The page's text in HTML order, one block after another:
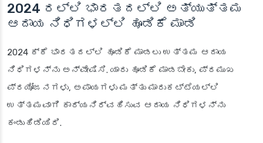
2024 ರಲ್ಲಿ ಭಾರತದಲ್ಲಿ ಅತ್ಯುತ್ತಮ
ಆದಾಯ ನಿಧಿಗಳಲ್ಲಿ ಹೂಡಿಕೆ ಮಾಡಿ
2024 ಕ್ಕೆ ಭಾರತದಲ್ಲಿ ಹೂಡಿಕೆ ಮಾಡಲು ಉತ್ತಮ ಆದಾಯ
ನಿಧಿಗಳನ್ನು ಅನ್ವೇಷಿಸಿ. ಯಾರು ಹೂಡಿಕೆ ಮಾಡಬೇಕು, ಪ್ರಮುಖ
ಪ್ರಯೋಜನಗಳು, ಅಪಾಯಗಳು ಮತ್ತು ಮಾರುಕಟ್ಟೆಯಲ್ಲಿ
ಉತ್ತಮವಾಗಿ ಕಾರ್ಯನಿರ್ವಹಿಸುವ ಆದಾಯ ನಿಧಿಗಳನ್ನು
ಕಂಡುಹಿಡಿಯಿರಿ.